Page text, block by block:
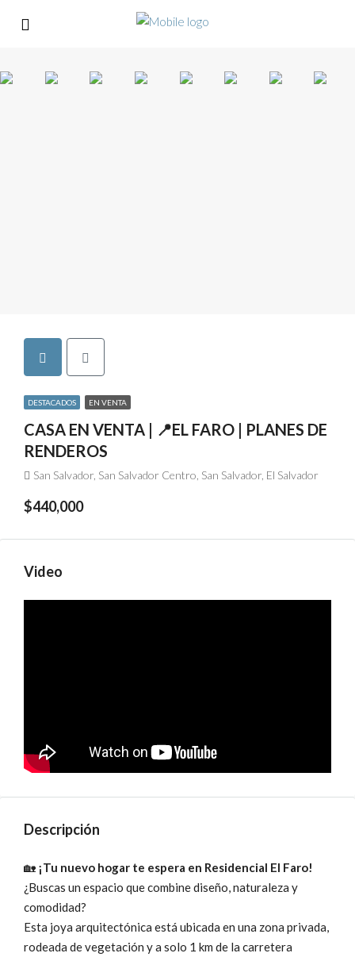
DESTACADOS EN VENTA
CASA EN VENTA | 📍EL FARO | PLANES DE
RENDEROS
San Salvador, San Salvador Centro, San Salvador, El Salvador
$440,000
Video
Descripción
🏡 ¡Tu nuevo hogar te espera en Residencial El Faro!
¿Buscas un espacio que combine diseño, naturaleza y
comodidad?
Esta joya arquitectónica está ubicada en una zona privada,
rodeada de vegetación y a solo 1 km de la carretera